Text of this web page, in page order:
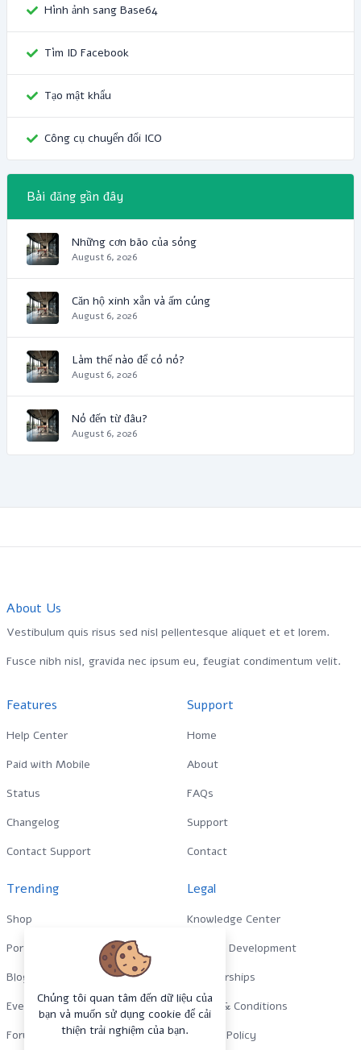
Hình ảnh sang Base64
Tìm ID Facebook
Tạo mật khẩu
Công cụ chuyển đổi ICO
Bài đăng gần đây
Những cơn bão của sóng
August 6, 2026
Căn hộ xinh xắn và ấm cúng
August 6, 2026
Làm thế nào để có nó?
August 6, 2026
Nó đến từ đâu?
August 6, 2026
About Us
Vestibulum quis risus sed nisl pellentesque aliquet et et lorem.
Fusce nibh nisl, gravida nec ipsum eu, feugiat condimentum velit.
Features
Help Center
Paid with Mobile
Status
Changelog
Contact Support
Support
Home
About
FAQs
Support
Contact
Trending
Shop
Portfolio
Blog
Events
Forums
Legal
Knowledge Center
Custom Development
Sponsorships
Terms & Conditions
Privacy Policy
Chúng tôi quan tâm đến dữ liệu của
bạn và muốn sử dụng cookie để cải
thiện trải nghiệm của bạn.